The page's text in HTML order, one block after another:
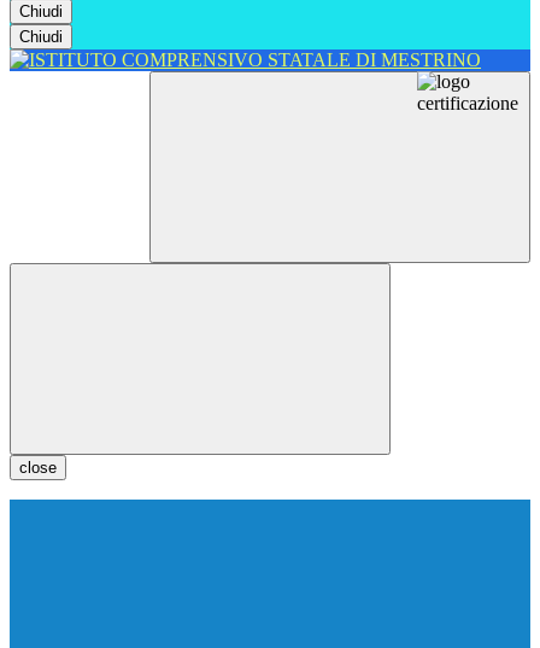
Chiudi
Chiudi
close